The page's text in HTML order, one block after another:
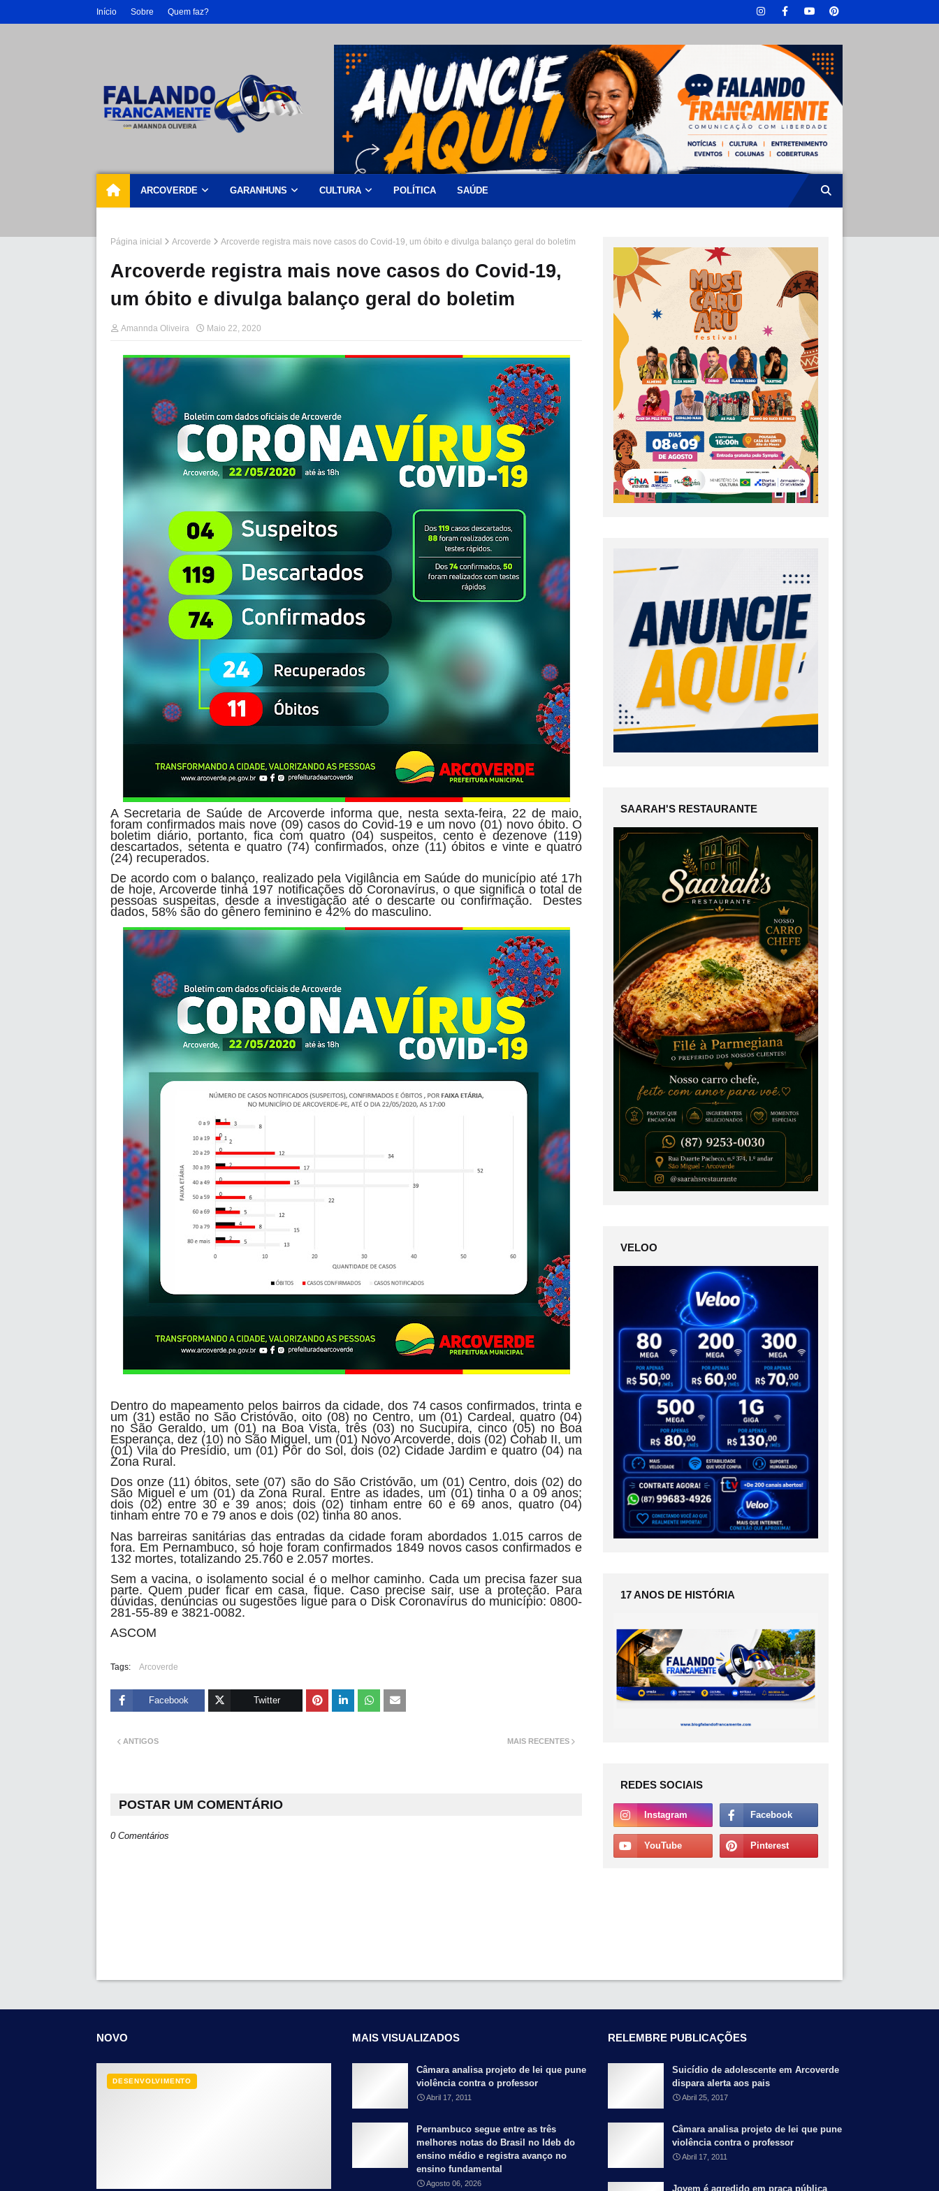
Início Sobre Quem faz?
ARCOVERDE GARANHUNS CULTURA POLÍTICA SAÚDE
Página inicial Arcoverde Arcoverde registra mais nove casos do Covid-19, um óbito e divulga balanço geral do boletim
Arcoverde registra mais nove casos do Covid-19,
um óbito e divulga balanço geral do boletim
Amannda Oliveira Maio 22, 2020
A Secretaria de Saúde de Arcoverde informa que, nesta sexta-feira, 22 de maio,
foram confirmados mais nove (09) casos do Covid-19 e um novo (01) novo óbito. O
boletim diário, portanto, fica com quatro (04) suspeitos, cento e dezenove (119)
descartados, setenta e quatro (74) confirmados, onze (11) óbitos e vinte e quatro
(24) recuperados.
De acordo com o balanço, realizado pela Vigilância em Saúde do município até 17h
de hoje, Arcoverde tinha 197 notificações do Coronavírus, o que significa o total de
pessoas suspeitas, desde a investigação até o descarte ou confirmação. Destes
dados, 58% são do gênero feminino e 42% do masculino.
Dentro do mapeamento pelos bairros da cidade, dos 74 casos confirmados, trinta e
um (31) estão no São Cristóvão, oito (08) no Centro, um (01) Cardeal, quatro (04)
no São Geraldo, um (01) na Boa Vista, três (03) no Sucupira, cinco (05) no Boa
Esperança, dez (10) no São Miguel, um (01) Novo Arcoverde, dois (02) Cohab II, um
(01) Vila do Presídio, um (01) Pôr do Sol, dois (02) Cidade Jardim e quatro (04) na
Zona Rural.
Dos onze (11) óbitos, sete (07) são do São Cristóvão, um (01) Centro, dois (02) do
São Miguel e um (01) da Zona Rural. Entre as idades, um (01) tinha 0 a 09 anos;
dois (02) entre 30 e 39 anos; dois (02) tinham entre 60 e 69 anos, quatro (04)
tinham entre 70 e 79 anos e dois (02) tinha 80 anos.
Nas barreiras sanitárias das entradas da cidade foram abordados 1.015 carros de
fora. Em Pernambuco, só hoje foram confirmados 1849 novos casos confirmados e
132 mortes, totalizando 25.760 e 2.057 mortes.
Sem a vacina, o isolamento social é o melhor caminho. Cada um precisa fazer sua
parte. Quem puder ficar em casa, fique. Caso precise sair, use a proteção. Para
dúvidas, denúncias ou sugestões ligue para o Disk Coronavírus do município: 0800-
281-55-89 e 3821-0082.
ASCOM
Tags: Arcoverde
Facebook Twitter
MAIS RECENTES
ANTIGOS
POSTAR UM COMENTÁRIO
0 Comentários
SAARAH'S RESTAURANTE
VELOO
17 ANOS DE HISTÓRIA
REDES SOCIAIS
NOVO
DESENVOLVIMENTO
MAIS VISUALIZADOS
Câmara analisa projeto de lei que pune
violência contra o professor
Abril 17, 2011
Pernambuco segue entre as três
melhores notas do Brasil no Ideb do
ensino médio e registra avanço no
ensino fundamental
Agosto 06, 2026
RELEMBRE PUBLICAÇÕES
Suicídio de adolescente em Arcoverde
dispara alerta aos pais
Abril 25, 2017
Câmara analisa projeto de lei que pune
violência contra o professor
Abril 17, 2011
Jovem é agredido em praça pública